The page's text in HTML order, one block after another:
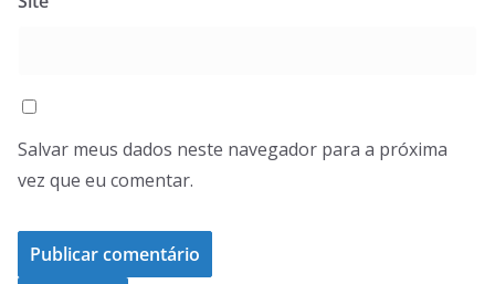
Salvar meus dados neste navegador para a próxima
vez que eu comentar.